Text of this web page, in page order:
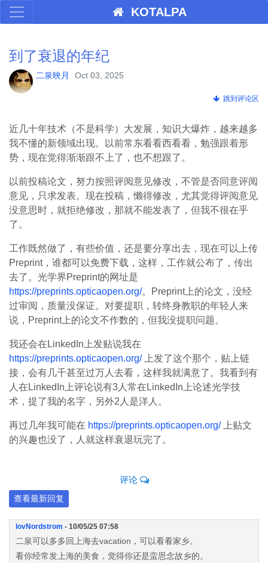
KOTALPA
到了衰退的年纪
二泉映月 Oct 03, 2025
跳到评论区
近几十年技术（不是科学）大发展，知识大爆炸，越来越多
我不懂的新领域出现。以前常东看看西看看，勉强跟着形
势，现在觉得渐渐跟不上了，也不想跟了。
以前投稿论文，努力按照评阅意见修改，不管是否同意评阅
意见，只求发表。现在投稿，懒得修改，尤其觉得评阅意见
没意思时，就拒绝修改，那就不能发表了，但我不很在乎
了。
工作既然做了，有些价值，还是要分享出去，现在可以上传
Preprint，谁都可以免费下载，这样，工作就公布了，传出
去了。光学界Preprint的网址是
https://preprints.opticaopen.org/。Preprint上的论文，没经
过审阅，质量没保证。对要提职，转终身教职的年轻人来
说，Preprint上的论文不作数的，但我没提职问题。
我还会在LinkedIn上发贴说我在
https://preprints.opticaopen.org/上发了这个那个，贴上链
接，会有几千甚至过万人去看，这样我就满意了。我看到有
人在LinkedIn上评论说有3人常在LinkedIn上论述光学技
术，提了我的名字，另外2人是洋人。
再过几年我可能在 https://preprints.opticaopen.org/上贴文
的兴趣也没了，人就这样衰退玩完了。
评论
查看最新回复
lovNordstrom - 10/05/25 07:58
二泉可以多多回上海去vacation，可以看看家乡。
看你经常发上海的美食，觉得你还是蛮思念故乡的。